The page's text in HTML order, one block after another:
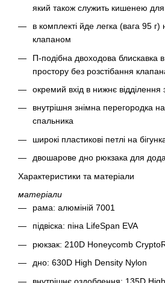
який також служить кишенею
в комплекті йде легка (вага 95 г)
клапаном
П-подібна двоходова блискавка
простору без розстібання
окремий вхід в нижнє
внутрішня знімна перегородка
спальника
широкі пластикові петлі на
двошарове дно рюкзака для
Характеристики та матеріали
матеріали
рама: алюміній 7001
підвіска: піна LifeSpan EVA
рюкзак: 210D Honeycomb
дно: 630D High Density Nylon
внутрішнє оздоблення: 135D